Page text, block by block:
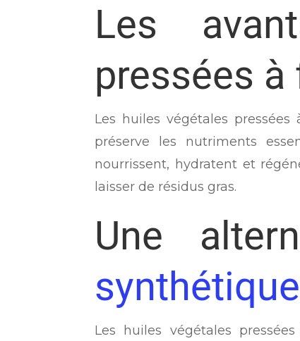
Les
pressées à
Les huiles végétales
préserve les nutriments
nourrissent, hydratent et
laisser de résidus gras.
Une
Les huiles végétales